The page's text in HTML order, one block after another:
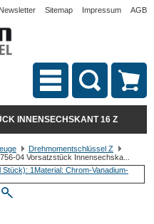
Newsletter Sitemap Impressum AGB
INNENSECHSKANT 16 Z
Drehmomentschlüssel Z
04 Vorsatzstück Innensechska...